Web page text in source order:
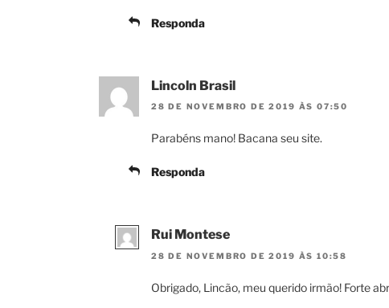
Responda
Lincoln Brasil
28 DE NOVEMBRO DE 2019 ÀS 07:50
Parabéns mano! Bacana seu site.
Responda
Rui Montese
28 DE NOVEMBRO DE 2019 ÀS 10:58
Obrigado, Lincão, meu querido irmão! Forte